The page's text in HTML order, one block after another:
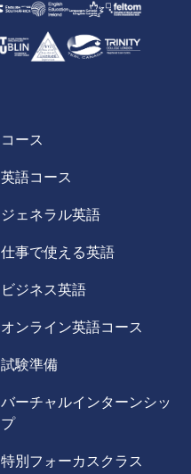
コース
英語コース
ジェネラル英語
仕事で使える英語
ビジネス英語
オンライン英語コース
試験準備
バーチャルインターンシッ
プ
特別フォーカスクラス